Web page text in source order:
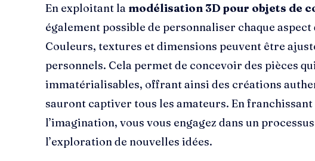
En exploitant la modélisation 3D pour objets de
également possible de personnaliser chaque
Couleurs, textures et dimensions peuvent être
personnels. Cela permet de concevoir des pièces
immatérialisables, offrant ainsi des créations
sauront captiver tous les amateurs. En
l’imagination, vous vous engagez dans un
l’exploration de nouvelles idées.